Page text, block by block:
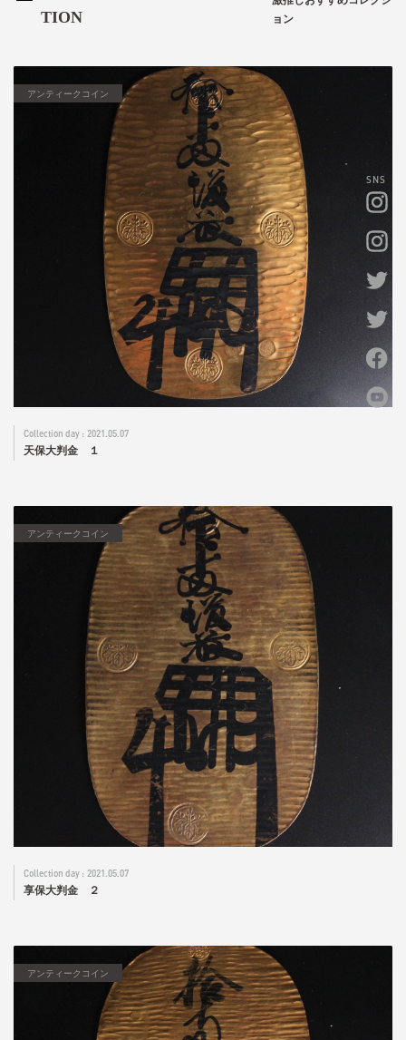
TION
ョン
アンティークコイン
2021.05.07
天保大判金 １
アンティークコイン
2021.05.07
享保大判金 ２
アンティークコイン
SNS